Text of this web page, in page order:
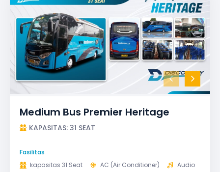
Medium Bus Premier Heritage
KAPASITAS: 31 SEAT
Fasilitas
kapasitas 31 Seat
AC (Air Conditioner)
Audio